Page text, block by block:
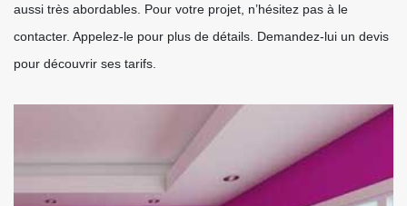
aussi très abordables. Pour votre projet, n’hésitez pas à le
contacter. Appelez-le pour plus de détails. Demandez-lui un devis
pour découvrir ses tarifs.